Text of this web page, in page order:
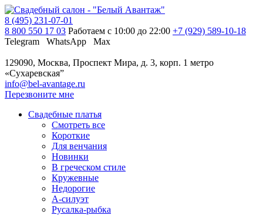
8 (495) 231-07-01
8 800 550 17 03 Работаем с 10:00 до 22:00 +7 (929) 589-10-18
Telegram
WhatsApp Max
129090, Москва, Проспект Мира, д. 3, корп. 1 метро
«Сухаревская”
info@bel-avantage.ru
Перезвоните мне
Свадебные платья
Смотреть все
Короткие
Для венчания
Новинки
В греческом стиле
Кружевные
Недорогие
А-силуэт
Русалка-рыбка